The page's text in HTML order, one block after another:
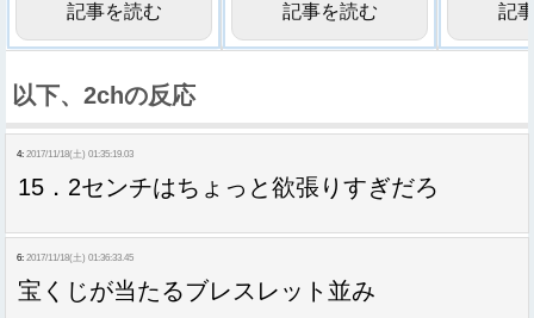
記事を読む
りませんでした！」
記事を読む 記
以下、2chの反応
4: 2017/11/18(土) 01:35:19.03
15．2センチはちょっと欲張りすぎだろ
6: 2017/11/18(土) 01:36:33.45
宝くじが当たるブレスレット並み